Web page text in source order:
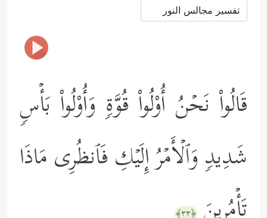
قَالُواْ نَحۡنُ أُوْلُواْ قُوَّةࣲ وَأُوْلُواْ بَأۡسࣲ
شَدِیدࣲ وَٱلۡأَمۡرُ إِلَیۡكِ فَٱنظُرِی مَاذَا
﴿٣٣﴾